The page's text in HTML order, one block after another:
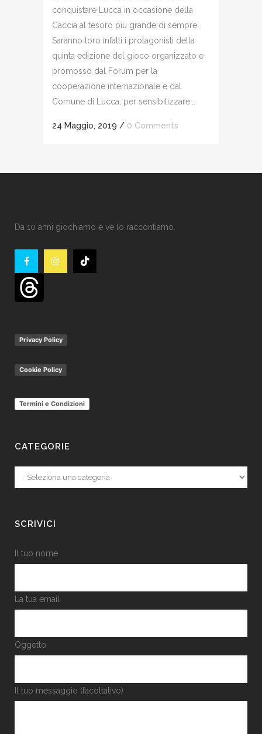
conquistare Lucca in occasione della
Caccia al tesoro più grande di sempre.
Saranno loro infatti i protagonisti della
quinta edizione del gioco organizzato e
promosso dal Forum per la
cooperazione internazionale e dal
Comune di Lucca, per sensibilizzare...
24 Maggio, 2019 / 0 Comments
Da 10 anni giochiamo e ve lo raccontiamo.
Privacy Policy
Cookie Policy
Termini e Condizioni
CATEGORIE
Categorie
SCRIVICI
Il tuo nome
La tua email
Oggetto
Il tuo messaggio (facoltativo)